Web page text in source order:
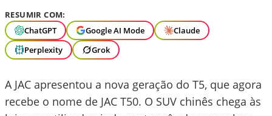
RESUMIR COM:
ChatGPT
Google AI Mode
Claude
Perplexity
Grok
A JAC apresentou a nova geração do T5, que agora
recebe o nome de JAC T50. O SUV chinês chega às